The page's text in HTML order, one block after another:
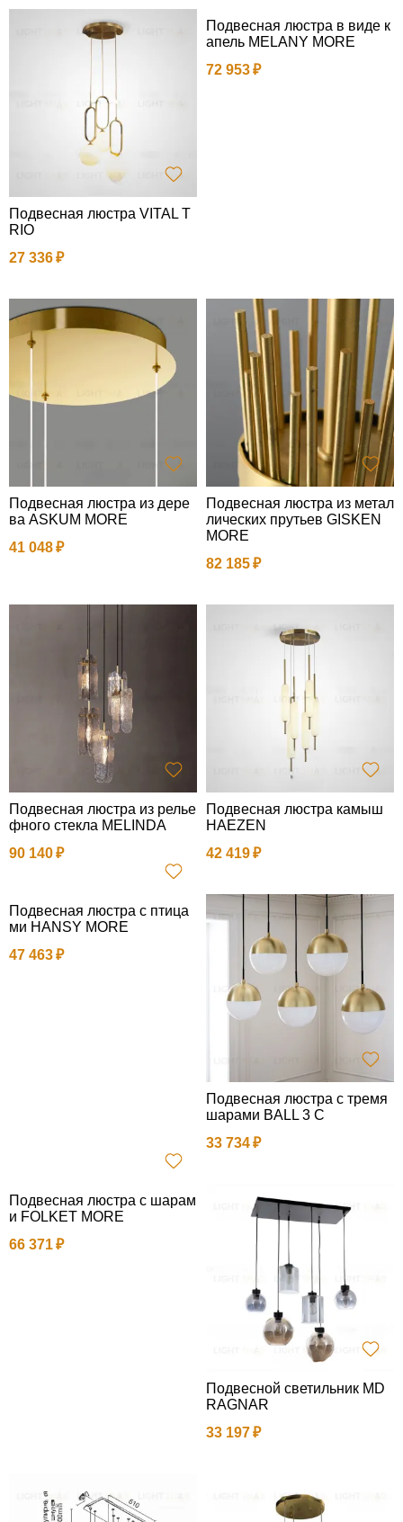
Подвесная люстра VITAL T
RIO
27 336
Подвесная люстра в виде к
апель MELANY MORE
72 953
Подвесная люстра из дере
ва ASKUM MORE
41 048
Подвесная люстра из метал
лических прутьев GISKEN
MORE
82 185
Подвесная люстра из релье
фного стекла MELINDA
90 140
Подвесная люстра камыш
HAEZEN
42 419
Подвесная люстра с птица
ми HANSY MORE
47 463
Подвесная люстра с тремя
шарами BALL 3 C
33 734
Подвесная люстра с шарам
и FOLKET MORE
66 371
Подвесной светильник MD
RAGNAR
33 197